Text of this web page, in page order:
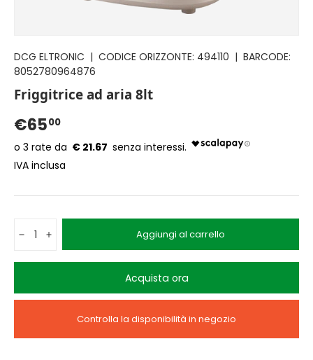
DCG ELTRONIC | CODICE ORIZZONTE: 494110 | BARCODE:
8052780964876
Friggitrice ad aria 8lt
€6500
€ 21.67
IVA inclusa
-
+ Aggiungi al carrello
Acquista ora
Controlla la disponibilità in negozio